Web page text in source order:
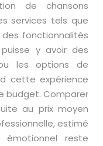
de chansons
services tels que
fonctionnalités
y avoir des
les options de
cette expérience
budget. Comparer
au prix moyen
estimé
émotionnel reste